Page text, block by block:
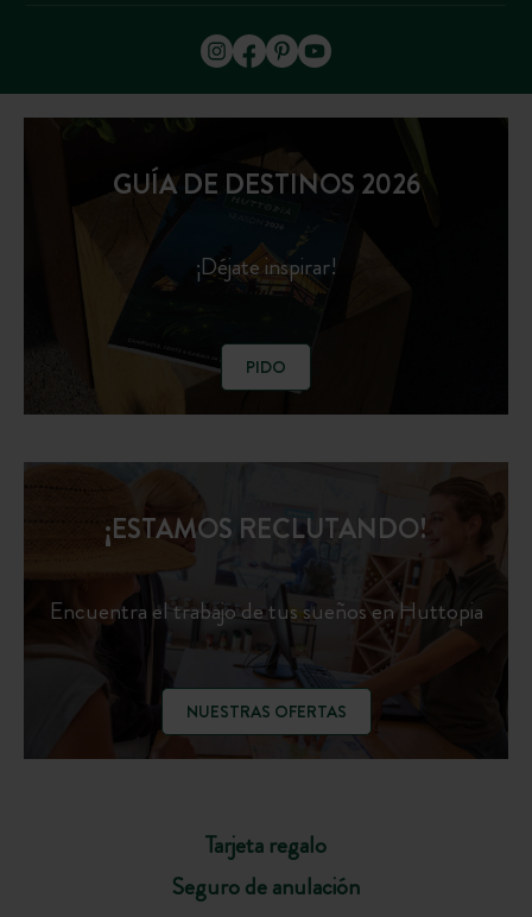
GUÍA DE DESTINOS 2026
¡Déjate inspirar!
PIDO
Tarjeta regalo
Seguro de anulación
¡ESTAMOS RECLUTANDO!
Encuentra el trabajo de tus sueños en Huttopia
NUESTRAS OFERTAS